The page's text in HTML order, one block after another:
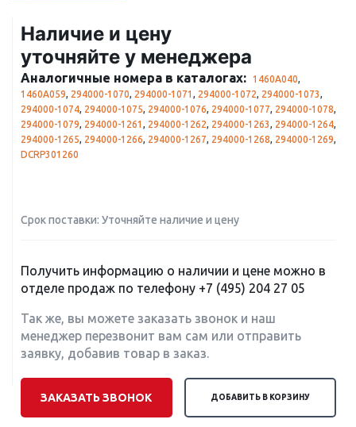
Наличие и цену
уточняйте у менеджера
Аналогичные номера в каталогах: 1460A040,
1460A059, 294000-1070, 294000-1071 , 294000-1072, 294000-1073,
294000-1074, 294000-1075, 294000-1076, 294000-1077, 294000-1078,
294000-1079, 294000-1261 , 294000-1262, 294000-1263, 294000-1264,
294000-1265, 294000-1266, 294000-1267, 294000-1268, 294000-1269,
DCRP301260
Срок поставки: Уточняйте наличие и цену
Получить информацию о наличии и цене можно в
отделе продаж по телефону +7 (495) 204 27 05
Так же, вы можете заказать звонок и наш
менеджер перезвонит вам сам или отправить
заявку, добавив товар в заказ.
ЗАКАЗАТЬ ЗВОНОК ДОБАВИТЬ В КОРЗИНУ